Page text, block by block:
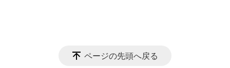
ページの先頭へ戻る